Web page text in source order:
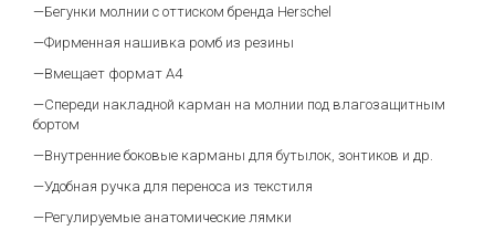
—Бегунки молнии с оттиском бренда Herschel
—Фирменная нашивка ромб из резины
—Вмещает формат А4
—Спереди накладной карман на молнии под влагозащитным
бортом
—Внутренние боковые карманы для бутылок, зонтиков и др.
—Удобная ручка для переноса из текстиля
—Регулируемые анатомические лямки